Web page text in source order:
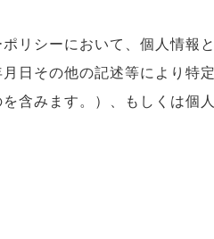
リシーにおいて、個人情報
日その他の記述等により特
含みます。）、もしくは個